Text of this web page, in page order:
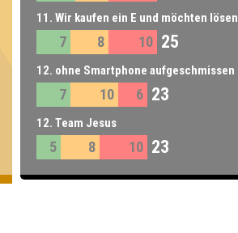
11. Wir kaufen ein E und möchten lösen
7 8 10 25
12. ohne Smartphone aufgeschmissen
7 10 6 23
12. Team Jesus
5 8 10 23